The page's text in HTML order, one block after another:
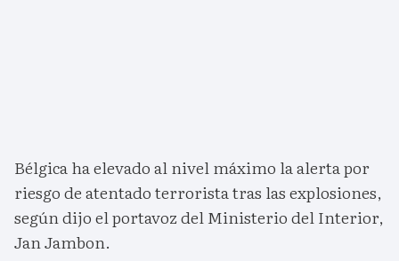
Bélgica ha elevado al nivel máximo la alerta por
riesgo de atentado terrorista tras las explosiones,
según dijo el portavoz del Ministerio del Interior,
Jan Jambon.